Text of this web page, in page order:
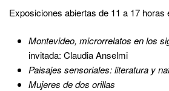
Exposiciones abiertas de 11 a 17 horas
Montevideo, microrrelatos en los
invitada: Claudia Anselmi
Paisajes sensoriales: literatura y
Mujeres de dos orillas